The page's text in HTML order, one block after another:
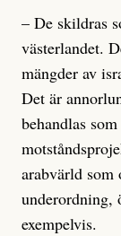
– De skildras
västerlandet.
mängder av
Det är
behandlas
arabvärld som
underordning,
exempelvis.